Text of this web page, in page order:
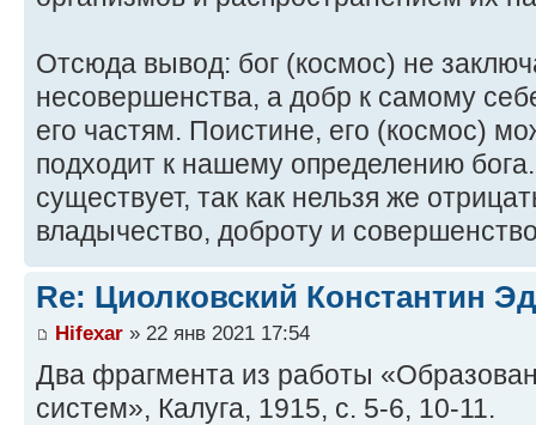
Отсюда вывод: бог (космос) не
несовершенства, а добр к самому
его частям. Поистине, его (космос)
подходит к нашему определению
существует, так как нельзя же
владычество, доброту и
Re: Циолковский Константин
Hifexar » 22 янв 2021 17:54
Два фрагмента из работы
систем», Калуга, 1915, с. 5-6, 10-11.